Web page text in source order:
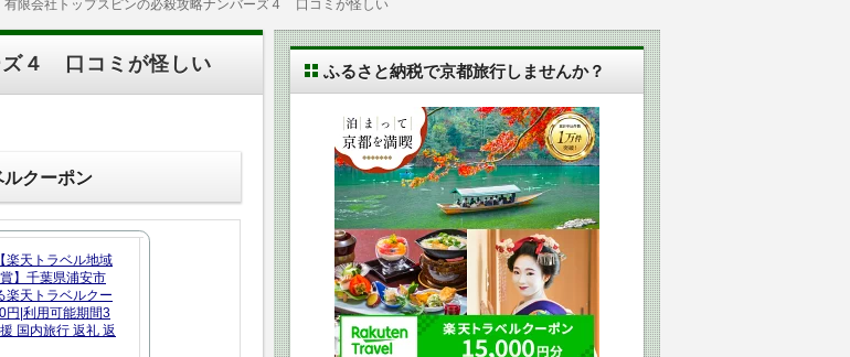
有限会社トップスピンの必殺攻略ナンバーズ４ 口コミが怪しい
ズ４ 口コミが怪しい
クーポン
楽天トラベル地域
】千葉県浦安市
楽天トラベルクー
円|利用可能期間3
国内旅行 返礼 返
ふるさと納税で京都旅行しませんか？